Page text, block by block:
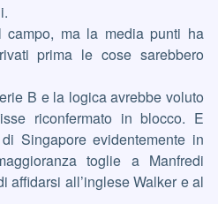
campo, ma la media punti ha
prima le cose sarebbero
B e la logica avrebbe voluto
riconfermato in blocco. E
Singapore evidentemente in
toglie a Manfredi
affidarsi all’inglese Walker e al